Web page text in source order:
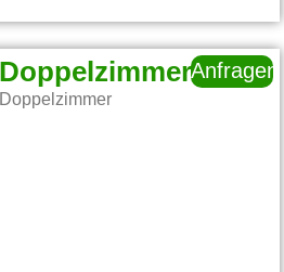
Doppelzimmer
Doppelzimmer
Anfragen